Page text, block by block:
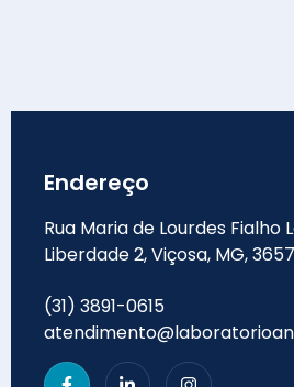
Endereço
Rua Maria de Lourdes Fialho
Liberdade 2, Viçosa, MG,
(31) 3891-0615